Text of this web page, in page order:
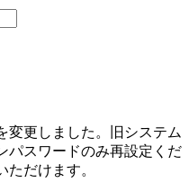
変更しました。旧システム
パスワードのみ再設定くだ
だけます。